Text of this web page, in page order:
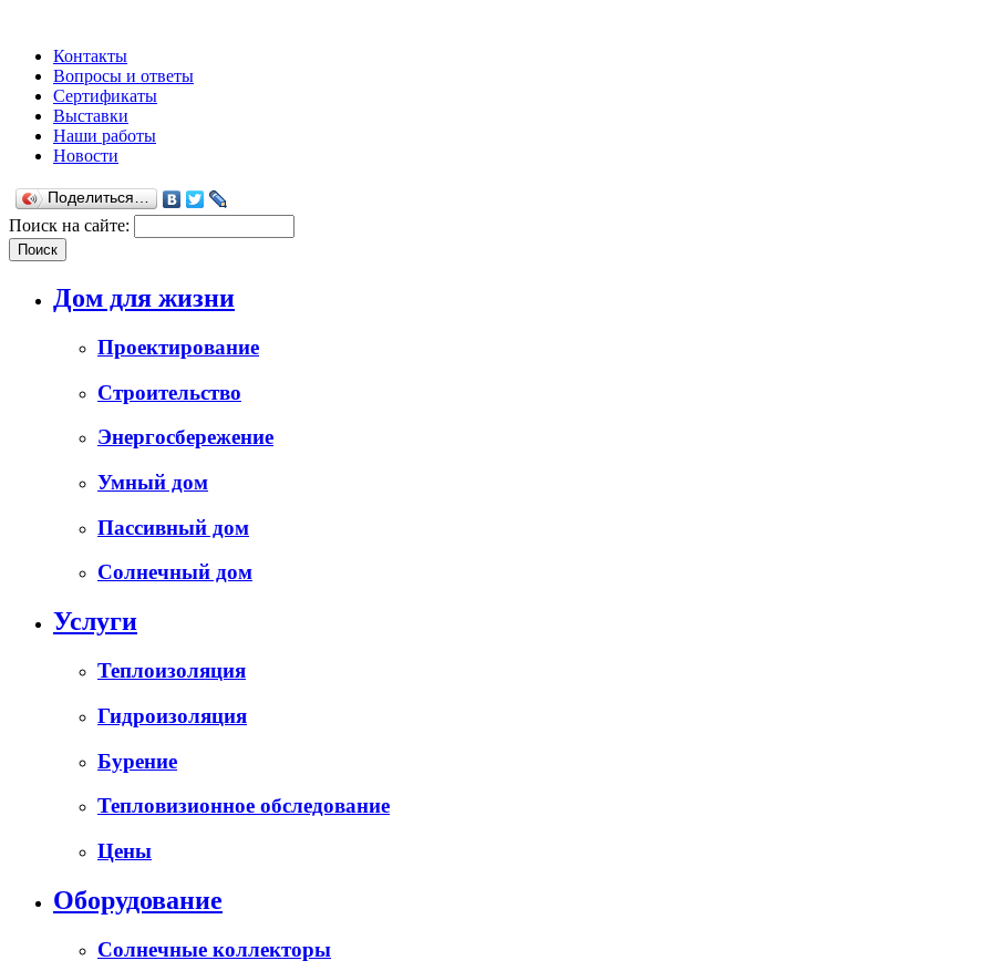
Контакты
Вопросы и ответы
Сертификаты
Выставки
Наши работы
Новости
Поделиться…
Поиск на сайте:
Дом для жизни
Проектирование
Строительство
Энергосбережение
Умный дом
Пассивный дом
Солнечный дом
Услуги
Теплоизоляция
Гидроизоляция
Бурение
Тепловизионное обследование
Цены
Оборудование
Солнечные коллекторы